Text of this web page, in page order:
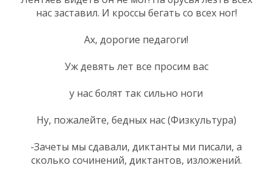
нас заставил. И кроссы бегать со всех ног!
Ах, дорогие педагоги!
Уж девять лет все просим вас
у нас болят так сильно ноги
Ну, пожалейте, бедных нас (Физкультура)
-Зачеты мы сдавали, диктанты ми писали, а
сколько сочинений, диктантов, изложений.